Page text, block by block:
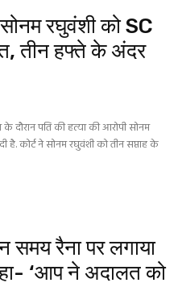
रघुवंशी को SC
तीन हफ्ते के अंदर
पति की हत्या की आरोपी सोनम
है. कोर्ट ने सोनम रघुवंशी को तीन सप्ताह के
समय रैना पर लगाया
‘आप ने अदालत को